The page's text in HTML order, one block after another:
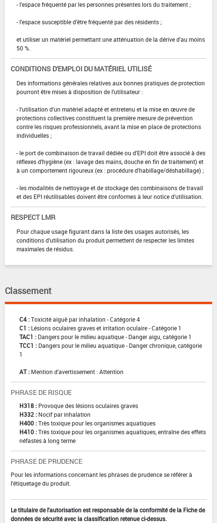
- l'espace fréquenté par les personnes présentes lors du traitement ;
- l'espace susceptible d'être fréquenté par des résidents ;
et utiliser un matériel permettant une atténuation de la dérive d'au moins
50 %.
CONDITIONS D'EMPLOI DU MATÉRIEL UTILISÉ
Des informations générales relatives aux bonnes pratiques de protection
pourront être mises à disposition de l'utilisateur :
- l'utilisation d'un matériel adapté et entretenu et la mise en œuvre de
protections collectives constituent la première mesure de prévention
contre les risques professionnels, avant la mise en place de protections
individuelles ;
- le port de combinaison de travail dédiée ou d'EPI doit être associé à des
réflexes d'hygiène (ex : lavage des mains, douche en fin de traitement) et
à un comportement rigoureux (ex : procédure d'habillage/déshabillage) ;
- les modalités de nettoyage et de stockage des combinaisons de travail
et des EPI réutilisables doivent être conformes à leur notice d'utilisation.
RESPECT LMR
Pour chaque usage figurant dans la liste des usages autorisés, les
conditions d'utilisation du produit permettent de respecter les limites
maximales de résidus.
Classement
C4 :Toxicité aiguë par inhalation - Catégorie 4
C1 : Lésions oculaires graves et irritation oculaire - Catégorie 1
TAC1 : Dangers pour le milieu aquatique - Danger aigu, catégorie 1
TCC1 : Dangers pour le milieu aquatique - Danger chronique, catégorie
1
AT : Mention d'avertissement : Attention
PHRASE DE RISQUE
H318 : Provoque des lésions oculaires graves
H332 : Nocif par inhalation
H400 :Très toxique pour les organismes aquatiques
H410 :Très toxique pour les organismes aquatiques, entraîne des effets
néfastes à long terme
PHRASE DE PRUDENCE
Pour les informations concernant les phrases de prudence se référer à
l'étiquetage du produit.
Le titulaire de l'autorisation est responsable de la conformité de la Fiche de
données de sécurité avec la classification retenue ci-dessus.